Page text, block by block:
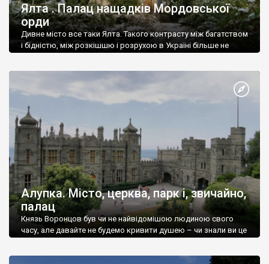
Ялта . Палац нащадків Мордовської
орди
Дивне місто все таки Ялта. Такого контрасту між багатством
і бідністю, між розкішшю і розрухою в Україні більше не
Алупка. Місто, церква, парк і, звичайно,
палац
Князь Воронцов був чи не найвідомішою людиною свого
часу, але давайте не будемо кривити душею – чи знали ви це